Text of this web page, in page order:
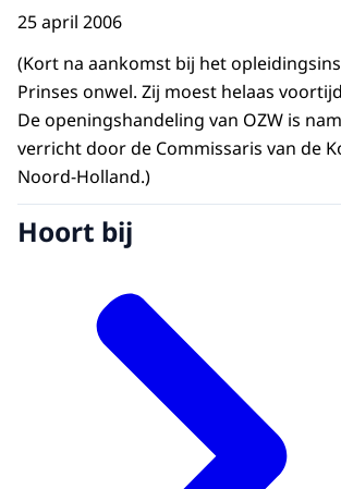
25 april 2006
(Kort na aankomst bij het
Prinses onwel. Zij moest helaas
De openingshandeling van OZW is
verricht door de Commissaris van de
Noord-Holland.)
Hoort bij